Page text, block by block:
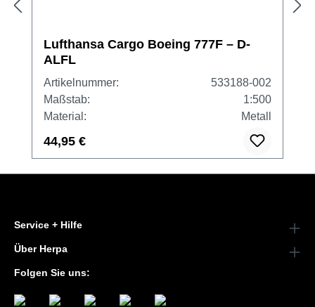
Lufthansa Cargo Boeing 777F – D-
ALFL
Artikelnummer:
533188-002
Maßstab:
1:500
Material:
Metall
44,95 €
Service + Hilfe
Über Herpa
Folgen Sie uns: